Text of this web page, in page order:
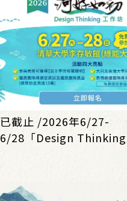
已截止 /2026年6/27-
6/28「Design